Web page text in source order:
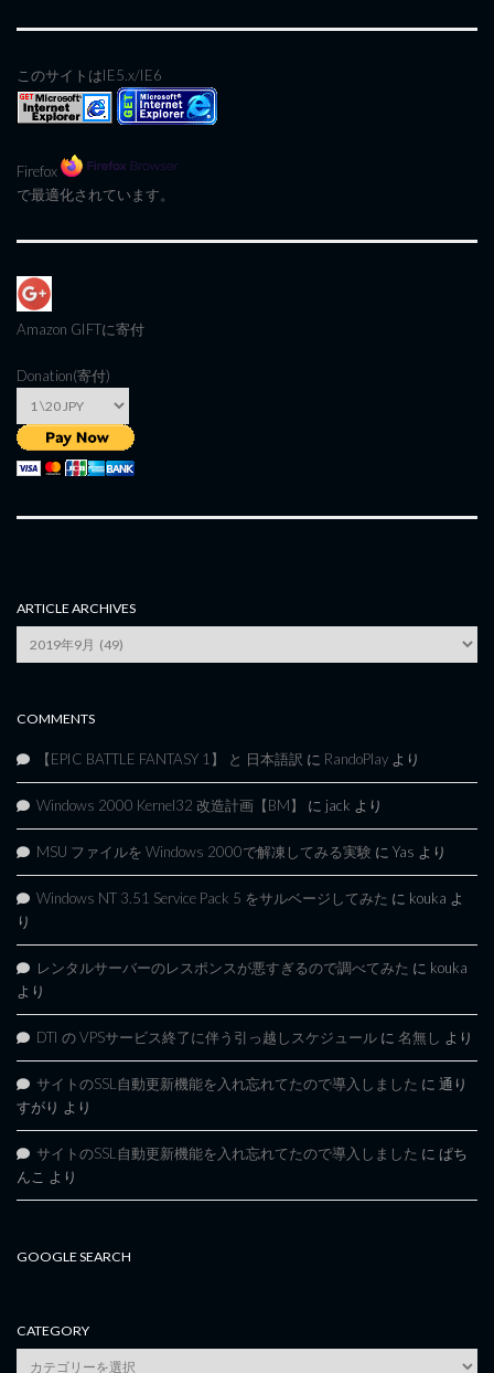
このサイトはIE5.x/IE6
Firefox
で最適化されています。
Amazon GIFTに寄付
Donation(寄付)
ARTICLE ARCHIVES
Article
Archives
COMMENTS
【EPIC BATTLE FANTASY 1】 と 日本語訳 に RandoPlay より
Windows 2000 Kernel32 改造計画【BM】 に jack より
MSU ファイルを Windows 2000で解凍してみる実験 に Yas より
Windows NT 3.51 Service Pack 5 をサルベージしてみた に kouka よ
り
レンタルサーバーのレスポンスが悪すぎるので調べてみた に kouka
より
DTI の VPSサービス終了に伴う引っ越しスケジュール に 名無し より
サイトのSSL自動更新機能を入れ忘れてたので導入しました に 通り
すがり より
サイトのSSL自動更新機能を入れ忘れてたので導入しました に ぱち
んこ より
GOOGLE SEARCH
CATEGORY
category